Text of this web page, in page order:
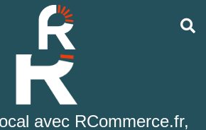
avec RCommerce.fr,